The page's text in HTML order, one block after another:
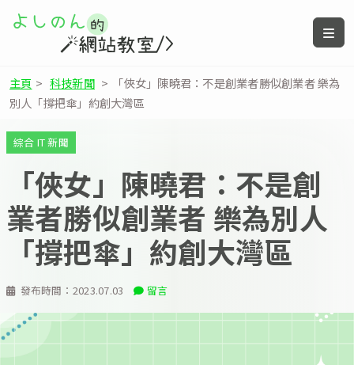
主頁 > 科技新聞 >
「俠女」陳曉君：不是創業者勝似創業者 樂為
別人「撐把傘」約創大灣區
發布時間： 2023.07.03 留言
綜合 IT 新聞
「俠女」陳曉君：不是創
業者勝似創業者 樂為別人
「撐把傘」約創大灣區